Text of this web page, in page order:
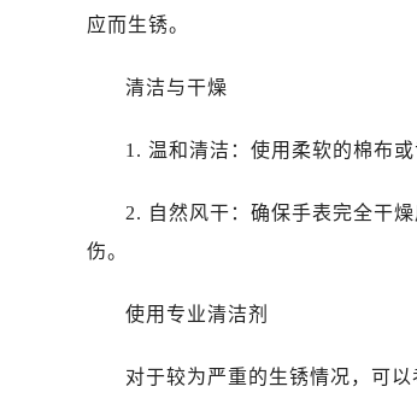
应而生锈。
清洁与干燥
1. 温和清洁：使用柔软的棉布
2. 自然风干：确保手表完全干
伤。
使用专业清洁剂
对于较为严重的生锈情况，可